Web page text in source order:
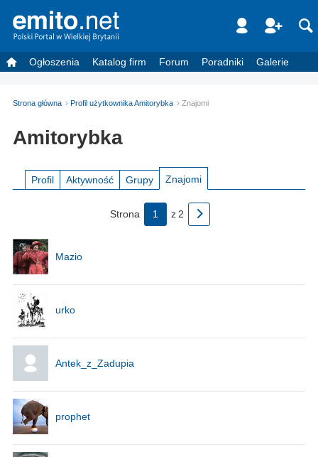
Ogłoszenia Katalog firm Forum Poradniki Galerie
Strona główna Profil użytkownika Amitorybka Znajomi
Amitorybka
Profil Aktywność Grupy Znajomi
Strona 1 z 2
Mazio
urko
Antek_z_Zadupia
prophet